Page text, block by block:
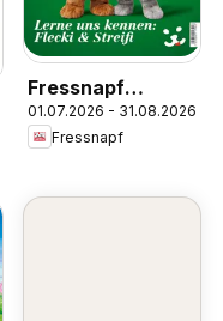
Fressnapf
Friends 07,08/26
01.07.2026 - 31.08.2026
Fressnapf